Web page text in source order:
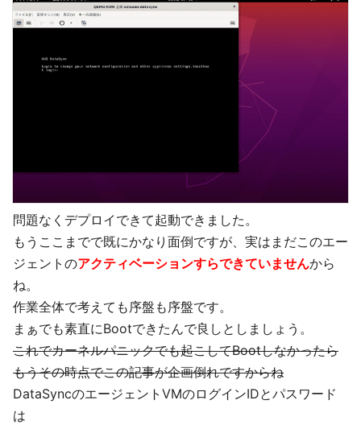
問題なくデプロイできて起動できました。
もうここまでで既にかなり面倒ですが、実はまだこのエー
ジェントのアクティベーションすらできていませんから
ね。
作業全体で考えても序盤も序盤です。
まぁでも素直にBootできたんで良しとしましょう。
これでカーネルパニックでも起こしてBootしなかったら
もうその時点でこの記事が企画倒れですからね
DataSyncのエージェントVMのログインIDとパスワード
は